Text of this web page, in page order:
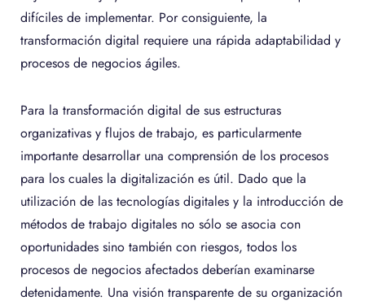
difíciles de implementar. Por consiguiente, la
transformación digital requiere una rápida adaptabilidad y
procesos de negocios ágiles.
Para la transformación digital de sus estructuras
organizativas y flujos de trabajo, es particularmente
importante desarrollar una comprensión de los procesos
para los cuales la digitalización es útil. Dado que la
utilización de las tecnologías digitales y la introducción de
métodos de trabajo digitales no sólo se asocia con
oportunidades sino también con riesgos, todos los
procesos de negocios afectados deberían examinarse
detenidamente. Una visión transparente de su organización